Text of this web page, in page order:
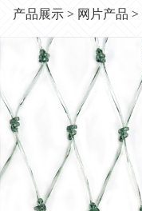
尼龙单
产品展示> 网片产品 >